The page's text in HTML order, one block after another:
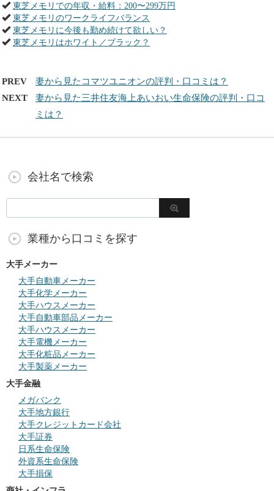
東芝メモリでの年収・給料：200〜299万円
東芝メモリのワークライフバランス
東芝メモリに今後も勤め続けて欲しい？
東芝メモリはホワイト／ブラック？
PREV
妻から見たコマツユニオンの評判・口コミは？
NEXT
妻から見た三井住友海上あいおい生命保険の評判・口コ
ミは？
会社名で検索
業種から口コミを探す
大手メーカー
大手自動車メーカー
大手化学メーカー
大手ハウスメーカー
大手自動車部品メーカー
大手ハウスメーカー
大手電機メーカー
大手化粧品メーカー
大手製薬メーカー
大手金融
メガバンク
大手地方銀行
大手クレジットカード会社
大手証券
日系生命保険
外資系生命保険
大手損保